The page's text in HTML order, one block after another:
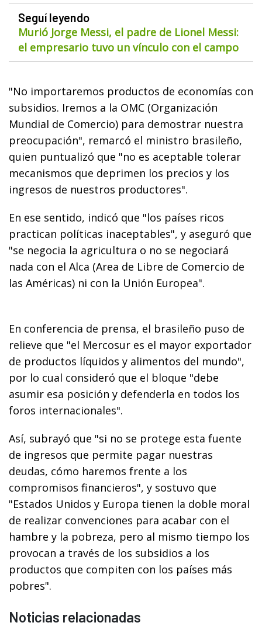
Seguí leyendo
Murió Jorge Messi, el padre de Lionel Messi:
el empresario tuvo un vínculo con el campo
"No importaremos productos de economías con
subsidios. Iremos a la OMC (Organización
Mundial de Comercio) para demostrar nuestra
preocupación", remarcó el ministro brasileño,
quien puntualizó que "no es aceptable tolerar
mecanismos que deprimen los precios y los
ingresos de nuestros productores".
En ese sentido, indicó que "los países ricos
practican políticas inaceptables", y aseguró que
"se negocia la agricultura o no se negociará
nada con el Alca (Area de Libre de Comercio de
las Américas) ni con la Unión Europea".
En conferencia de prensa, el brasileño puso de
relieve que "el Mercosur es el mayor exportador
de productos líquidos y alimentos del mundo",
por lo cual consideró que el bloque "debe
asumir esa posición y defenderla en todos los
foros internacionales".
Así, subrayó que "si no se protege esta fuente
de ingresos que permite pagar nuestras
deudas, cómo haremos frente a los
compromisos financieros", y sostuvo que
"Estados Unidos y Europa tienen la doble moral
de realizar convenciones para acabar con el
hambre y la pobreza, pero al mismo tiempo los
provocan a través de los subsidios a los
productos que compiten con los países más
pobres".
Noticias relacionadas